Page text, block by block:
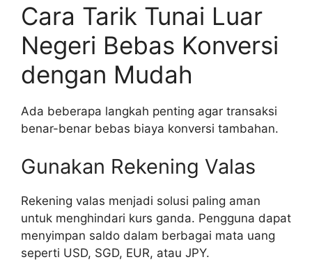
Cara Tarik Tunai Luar
Negeri Bebas Konversi
dengan Mudah
Ada beberapa langkah penting agar transaksi
benar-benar bebas biaya konversi tambahan.
Gunakan Rekening Valas
Rekening valas menjadi solusi paling aman
untuk menghindari kurs ganda. Pengguna dapat
menyimpan saldo dalam berbagai mata uang
seperti USD, SGD, EUR, atau JPY.